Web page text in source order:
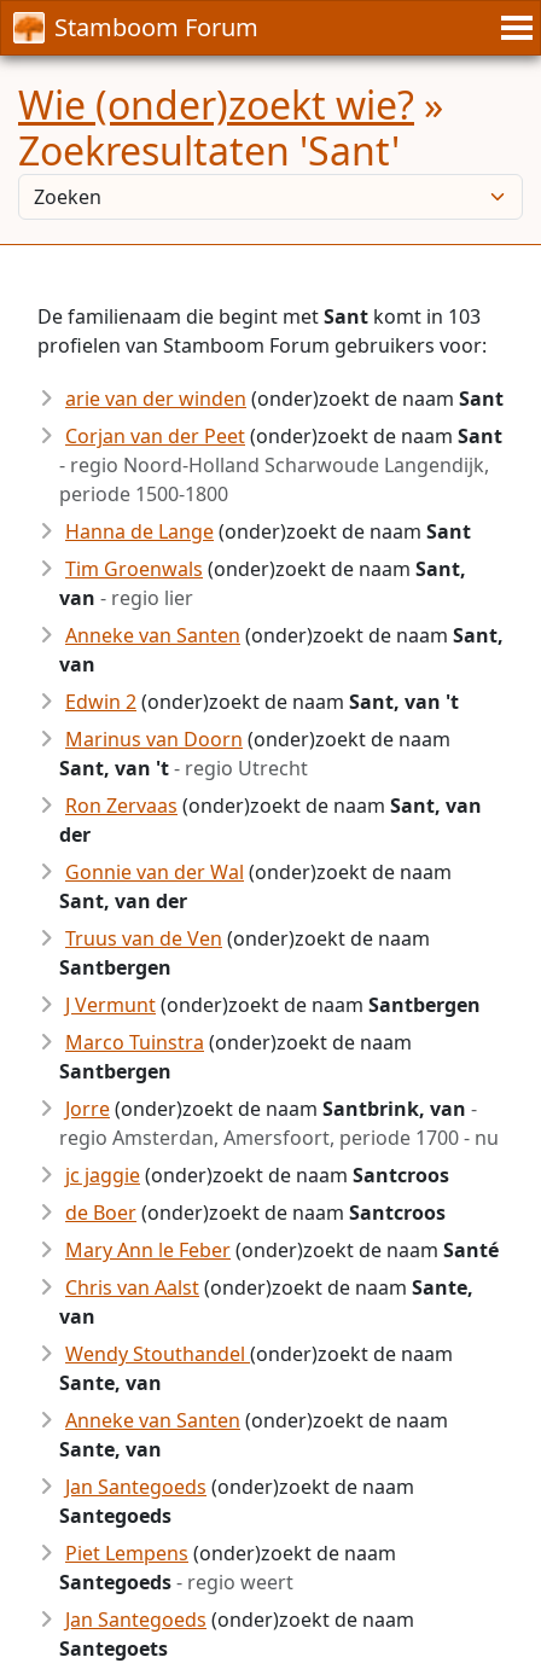
Stamboom Forum
Wie (onder)zoekt wie? »
Zoekresultaten 'Sant'
De familienaam die begint metSant komt in 103
profielen van Stamboom Forum gebruikers voor:
arie van der winden (onder)zoekt de naam Sant
Corjan van der Peet(onder)zoekt de naam Sant
- regio Noord-Holland Scharwoude Langendijk,
periode 1500-1800
Hanna de Lange(onder)zoekt de naam Sant
Tim Groenwals (onder)zoekt de naam Sant,
van - regio lier
Anneke van Santen (onder)zoekt de naam Sant,
van
Edwin 2(onder)zoekt de naam Sant, van 't
Marinus van Doorn (onder)zoekt de naam
Sant, van 't- regio Utrecht
Ron Zervaas (onder)zoekt de naam Sant, van
der
Gonnie van der Wal (onder)zoekt de naam
Sant, van der
Truus van de Ven (onder)zoekt de naam
Santbergen
J Vermunt(onder)zoekt de naam Santbergen
Marco Tuinstra (onder)zoekt de naam
Santbergen
Jorre(onder)zoekt de naam Santbrink, van -
regio Amsterdan, Amersfoort, periode 1700 - nu
jc jaggie(onder)zoekt de naam Santcroos
de Boer(onder)zoekt de naam Santcroos
Mary Ann le Feber(onder)zoekt de naam Santé
Chris van Aalst(onder)zoekt de naam Sante,
van
Wendy Stouthandel (onder)zoekt de naam
Sante, van
Anneke van Santen (onder)zoekt de naam
Sante, van
Jan Santegoeds (onder)zoekt de naam
Santegoeds
Piet Lempens (onder)zoekt de naam
Santegoeds- regio weert
Jan Santegoeds (onder)zoekt de naam
Santegoets